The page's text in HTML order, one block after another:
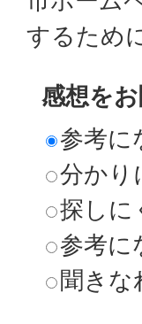
するため
感想を
参考に
分かり
探しに
参考に
聞きな